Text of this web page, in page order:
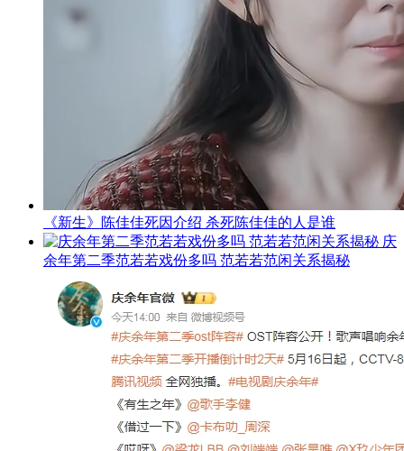
《新生》陈佳佳死因介绍 杀死陈佳佳的人是谁
庆
余年第二季范若若戏份多吗 范若若范闲关系揭秘